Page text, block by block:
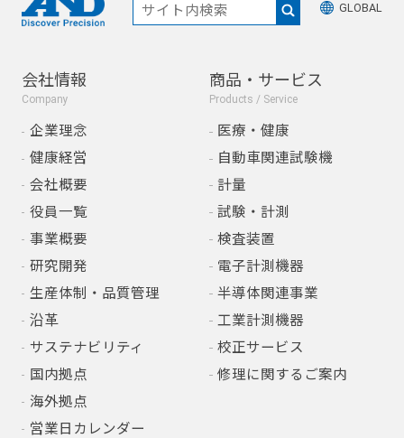
GLOBAL
会社情報
Company
企業理念
健康経営
会社概要
役員一覧
事業概要
研究開発
生産体制・品質管理
沿革
サステナビリティ
国内拠点
海外拠点
営業日カレンダー
商品・サービス
Products / Service
医療・健康
自動車関連試験機
計量
試験・計測
検査装置
電子計測機器
半導体関連事業
工業計測機器
校正サービス
修理に関するご案内